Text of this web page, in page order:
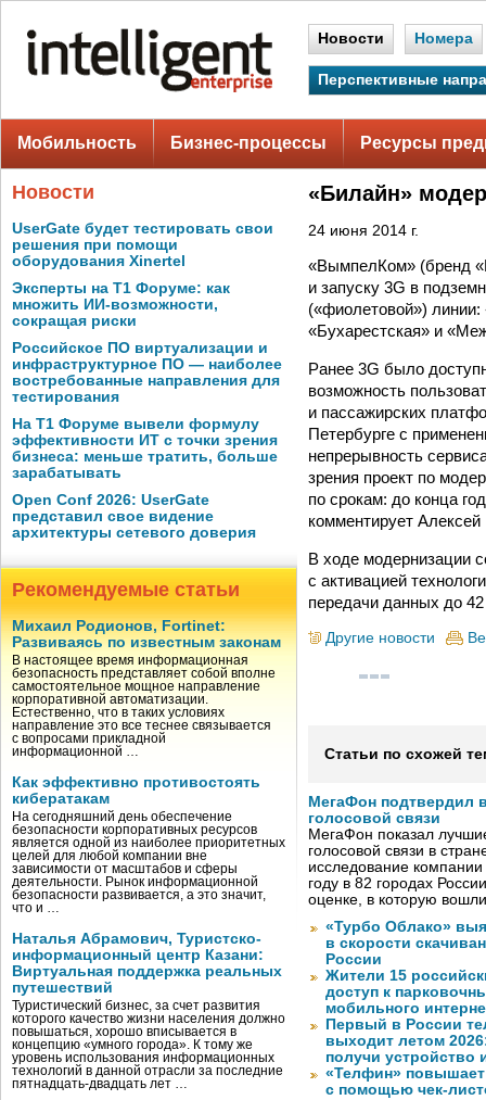
Новости Номера
Перспективные
Мобильность Бизнес-процессы Ресурсы
Новости
UserGate будет тестировать свои
решения при помощи
оборудования Xinertel
Эксперты на Т1 Форуме: как
множить ИИ-возможности,
сокращая риски
Российское ПО виртуализации и
инфраструктурное ПО — наиболее
востребованные направления для
тестирования
На Т1 Форуме вывели формулу
эффективности ИТ с точки зрения
бизнеса: меньше тратить, больше
зарабатывать
Open Conf 2026: UserGate
представил свое видение
архитектуры сетевого доверия
Рекомендуемые статьи
Михаил Родионов, Fortinet:
Развиваясь по известным законам
В настоящее время информационная
безопасность представляет собой вполне
самостоятельное мощное направление
корпоративной автоматизации.
Естественно, что в таких условиях
направление это все теснее связывается
с вопросами прикладной
информационной …
Как эффективно противостоять
кибератакам
На сегодняшний день обеспечение
безопасности корпоративных ресурсов
является одной из наиболее приоритетных
целей для любой компании вне
зависимости от масштабов и сферы
деятельности. Рынок информационной
безопасности развивается, а это значит,
что и …
Наталья Абрамович, Туристско-
информационный центр Казани:
Виртуальная поддержка реальных
путешествий
Туристический бизнес, за счет развития
которого качество жизни населения должно
повышаться, хорошо вписывается в
концепцию «умного города». К тому же
уровень использования информационных
технологий в данной отрасли за последние
пятнадцать-двадцать лет …
«Билайн»
24 июня 2014 г.
«ВымпелКом» (бренд
и запуску 3G в
(«фиолетовой») линии:
«Бухарестская» и
Ранее 3G было
возможность
и пассажирских
Петербурге с
непрерывность
зрения проект по
по срокам: до конца
комментирует
В ходе модернизации
с активацией
передачи данных до
Другие новости
Статьи по схожей
МегаФон подтвердил
голосовой связи
МегаФон показал
голосовой связи в
исследование
году в 82 городах
оценке, в которую
«Турбо Облако»
в скорости
России
Жители 15
доступ к
мобильного
Первый в России
выходит летом
получи устройство
«Телфин» повышает
с помощью чек-